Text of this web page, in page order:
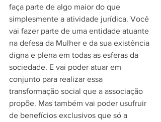
faça parte de algo maior do que
simplesmente a atividade jurídica. Você
vai fazer parte de uma entidade atuante
na defesa da Mulher e da sua existência
digna e plena em todas as esferas da
sociedade. E vai poder atuar em
conjunto para realizar essa
transformação social que a associação
propõe. Mas também vai poder usufruir
de benefícios exclusivos que só a